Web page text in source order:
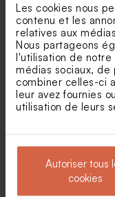
Les cookies nous
contenu et les
relatives aux
Nous partageons
l'utilisation de
médias sociaux,
combiner celles-ci
leur avez fournies
utilisation de leurs
Autoriser tous
cookies
Sticker tube à bulles
estivales et photo